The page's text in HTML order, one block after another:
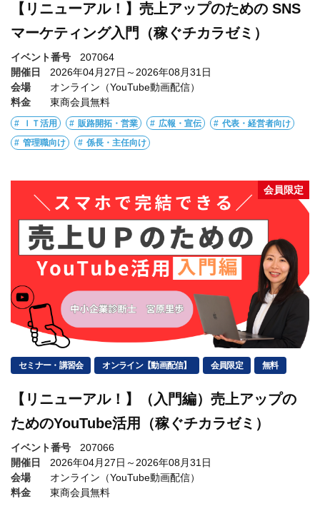
【リニューアル！】売上アップのための SNS
マーケティング入門（稼ぐチカラゼミ）
イベント番号
207064
開催日
2026年04月27日～2026年08月31日
会場
オンライン（YouTube動画配信）
料金
東商会員無料
ＩＴ活用 販路開拓・営業 広報・宣伝 代表・経営者向け
管理職向け 係長・主任向け
会員限定
セミナー・講習会 オンライン【動画配信】 会員限定 無料
【リニューアル！】（入門編）売上アップの
ためのYouTube活用（稼ぐチカラゼミ）
イベント番号
207066
開催日
2026年04月27日～2026年08月31日
会場
オンライン（YouTube動画配信）
料金
東商会員無料